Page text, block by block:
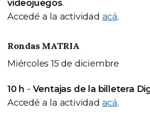
videojuegos.
Accedé a la actividad acá.
Rondas MATRIA
Miércoles 15 de diciembre
10 h - Ventajas de la billetera
Accedé a la actividad acá.